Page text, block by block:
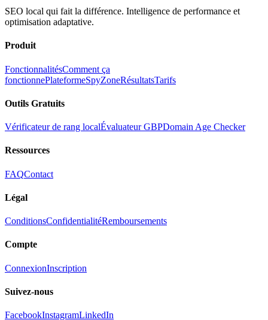
SEO local qui fait la différence. Intelligence de performance et
optimisation adaptative.
Produit
FonctionnalitésComment ça
fonctionnePlateformeSpyZoneRésultatsTarifs
Outils Gratuits
Vérificateur de rang localÉvaluateur GBPDomain Age Checker
Ressources
FAQContact
Légal
ConditionsConfidentialitéRemboursements
Compte
ConnexionInscription
Suivez-nous
FacebookInstagramLinkedIn